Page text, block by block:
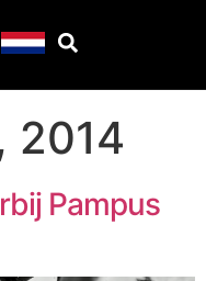
2014
Pampus